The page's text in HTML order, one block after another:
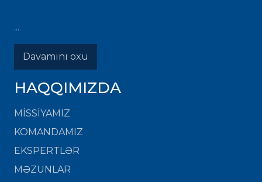
...
Davamını oxu
HAQQIMIZDA
MISSIYAMIZ
KOMANDAMIZ
EKSPERTLƏR
MƏZUNLAR